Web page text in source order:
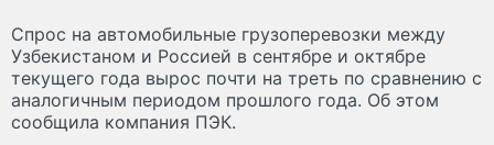
Спрос на автомобильные грузоперевозки между
Узбекистаном и Россией в сентябре и октябре
текущего года вырос почти на треть по сравнению с
аналогичным периодом прошлого года. Об этом
сообщила компания ПЭК.